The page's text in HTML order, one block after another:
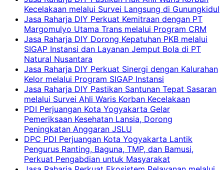
Kecelakaan melalui Survei Langsung di Gunungkidul
Jasa Raharja DIY Perkuat Kemitraan dengan PT
Margomulyo Utama Trans melalui Program CRM
Jasa Raharja DIY Dorong Kepatuhan PKB melalui
SIGAP Instansi dan Layanan Jemput Bola di PT
Natural Nusantara
Jasa Raharja DIY Perkuat Sinergi dengan Kalurahan
Kelor melalui Program SIGAP Instansi
Jasa Raharja DIY Pastikan Santunan Tepat Sasaran
melalui Survei Ahli Waris Korban Kecelakaan
PDI Perjuangan Kota Yogyakarta Gelar
Pemeriksaan Kesehatan Lansia, Dorong
Peningkatan Anggaran JSLU
DPC PDI Perjuangan Kota Yogyakarta Lantik
Pengurus Ranting, Baguna, TMP, dan Bamusi,
Perkuat Pengabdian untuk Masyarakat